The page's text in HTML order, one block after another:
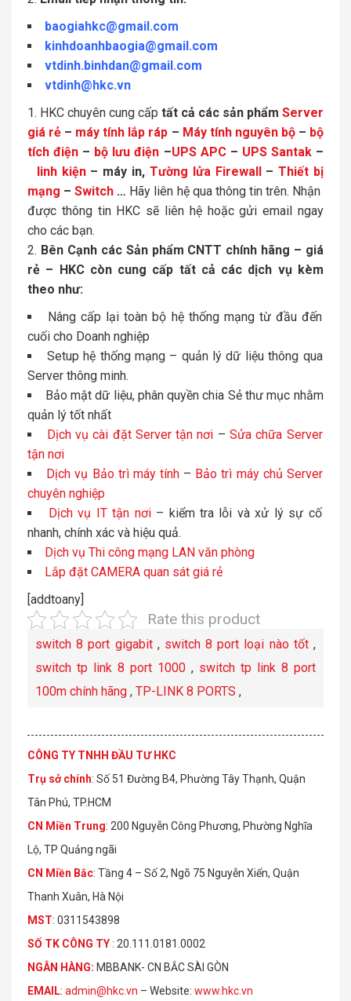
baogiahkc@gmail.com
kinhdoanhbaogia@gmail.com
vtdinh.binhdan@gmail.com
vtdinh@hkc.vn
HKC chuyên cung cấp tất cả các sản phẩm Server
giá rẻ – máy tính lắp ráp – Máy tính nguyên bộ– bộ
tích điện – bộ lưu điện –UPS APC– UPS Santak–
linh kiện– máy in, Tường lửa Firewall–Thiết bị
mạng –Switch … Hãy liên hệ qua thông tin trên. Nhận
được thông tin HKC sẽ liên hệ hoặc gửi email ngay
cho các bạn.
Bên Cạnh các Sản phẩm CNTT chính hãng – giá
rẻ – HKC còn cung cấp tất cả các dịch vụ kèm
theo như:
Nâng cấp lại toàn bộ hệ thống mạng từ đầu đến
cuối cho Doanh nghiệp
Setup hệ thống mạng – quản lý dữ liệu thông qua
Server thông minh.
Bảo mật dữ liệu, phân quyền chia Sẻ thư mục nhằm
quản lý tốt nhất
Dịch vụ cài đặt Server tận nơi –Sửa chữa Server
tận nơi
Dịch vụ Bảo trì máy tính – Bảo trì máy chủ Server
chuyên nghiệp
Dịch vụ IT tận nơi – kiểm tra lỗi và xử lý sự cố
nhanh, chính xác và hiệu quả.
Dịch vụ Thi công mạng LAN văn phòng
Lắp đặt CAMERA quan sát giá rẻ
[addtoany]
Rate this product
switch 8 port gigabit, switch 8 port loại nào tốt,
switch tp link 8 port 1000 , switch tp link 8 port
100m chính hãng , TP-LINK 8 PORTS ,
CÔNG TY TNHH ĐẦU TƯ HKC
Trụ sở chính: Số 51 Đường B4, Phường Tây Thạnh, Quận
Tân Phú, TP.HCM
CN Miền Trung: 200 Nguyễn Công Phương, Phường Nghĩa
Lộ, TP Quảng ngãi
CN Miền Bắc: Tầng 4 – Số 2, Ngõ 75 Nguyễn Xiển, Quận
Thanh Xuân, Hà Nội
MST: 0311543898
SỐ TK CÔ NG TY : 20.111.0181.0002
NGÂN HÀNG: MBBANK- CN BẮC SÀI GÒN
EMAIL: admin@hkc.vn – Website: www.hkc.vn